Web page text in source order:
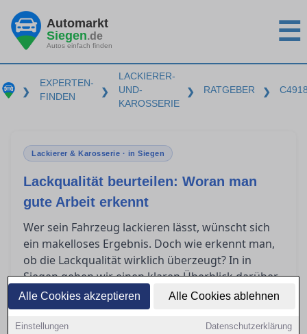
Alle Cookies akzeptieren Alle Cookies ablehnen
Einstellungen Datenschutzerklärung
Automarkt
Siegen.de
Autos einfach finden ☰
❯
EXPERTEN-
FINDEN
❯
LACKIERER-
UND-
KAROSSERIE
❯ RATGEBER ❯
Lackierer & Karosserie · in Siegen
Lackqualität beurteilen: Woran man
gute Arbeit erkennt
Wer sein Fahrzeug lackieren lässt, wünscht sich
ein makelloses Ergebnis. Doch wie erkennt man,
ob die Lackqualität wirklich überzeugt? In in
Siegen geben wir einen klaren Überblick darüber,
was nach einer Lackierung zu prüfen ist, welche
Toleranzen akzeptabel sind und welche Schritte
Sie einleiten können, wenn das Ergebnis nicht